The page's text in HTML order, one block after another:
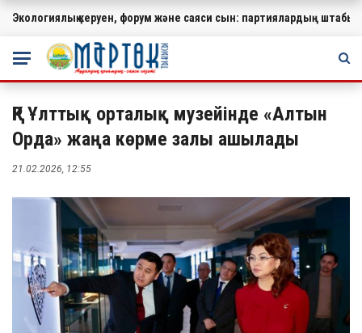
МАҢЫЗДЫ
Экологиялық керуен, форум және саяси сын: партиялардың
ҚР Ұлттық орталық музейінде «Алтын
Орда» жаңа көрме залы ашылады
21.02.2026, 12:55